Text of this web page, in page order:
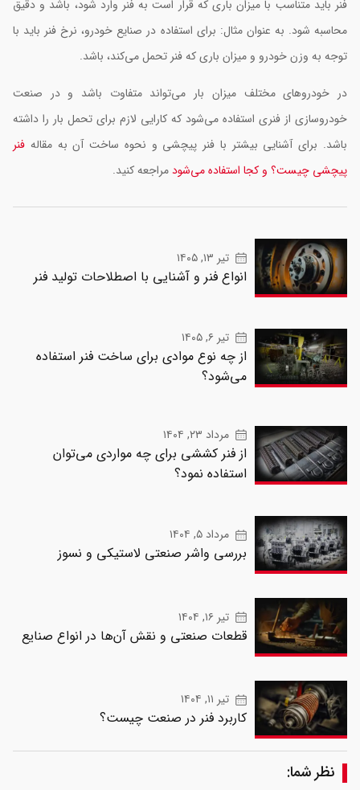
باید متناسب با میزان باری که قرار است به فنر وارد شود، باشد و دقیق
شود. به عنوان مثال: برای استفاده در صنایع خودرو، نرخ فنر باید با
به وزن خودرو و میزان باری که فنر تحمل می‌کند، باشد.
خودروهای مختلف میزان بار می‌تواند متفاوت باشد و در صنعت
از فنری استفاده می‌شود که کارایی لازم برای تحمل بار را داشته
برای آشنایی بیشتر با فنر پیچشی و نحوه ساخت آن به مقالهفنر
چیست؟ و کجا استفاده می‌شودمراجعه کنید.
تیر ۱۳, ۱۴۰۵
انواع فنر و آشنایی با اصطلاحات تولید فنر
تیر ۶, ۱۴۰۵
از چه نوع موادی برای ساخت فنر استفاده
می‌شود؟
مرداد ۲۳, ۱۴۰۴
از فنر کششی برای چه مواردی می‌توان
استفاده نمود؟
مرداد ۵, ۱۴۰۴
بررسی واشر صنعتی لاستیکی و نسوز
تیر ۱۶, ۱۴۰۴
قطعات صنعتی و نقش آن‌ها در انواع صنایع
تیر ۱۱, ۱۴۰۴
کاربرد فنر در صنعت چیست؟
نظر شما: